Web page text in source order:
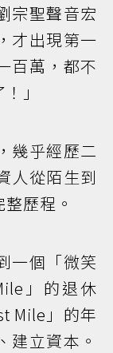
宗聖聲音宏
才出現第一
百萬，都不
」
幾乎經歷二
人從陌生到
歷程。
一個「微笑
」的退休
Mile」的年
建立資本。